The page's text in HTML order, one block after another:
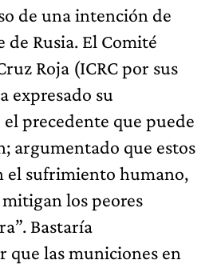
de una intención de
Rusia. El Comité
Roja (ICRC por sus
expresado su
precedente que puede
argumentado que estos
el sufrimiento humano,
los peores
Bastaría
las municiones en